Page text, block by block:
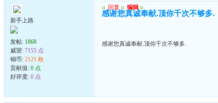
新手上路
发帖: 1868
威望: 7155 点
铜币: 2121 枚
贡献值: 0 点
好评度: 0 点
u 回复 u 编辑 u
感谢您真诚奉献.顶你千次不够多.
感谢您真诚奉献.顶你千次不够多.